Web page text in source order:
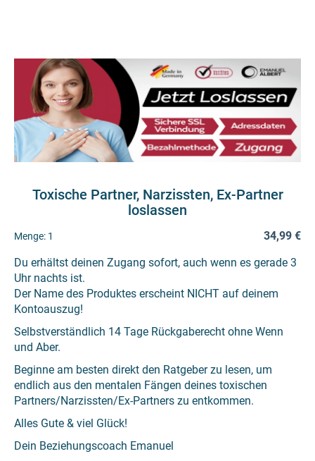
Toxische Partner, Narzissten, Ex-Partner
loslassen
Menge: 1
34,99 €
Du erhältst deinen Zugang sofort, auch wenn es gerade 3
Uhr nachts ist.
Der Name des Produktes erscheint NICHT auf deinem
Kontoauszug!
Selbstverständlich 14 Tage Rückgaberecht ohne Wenn
und Aber.
Beginne am besten direkt den Ratgeber zu lesen, um
endlich aus den mentalen Fängen deines toxischen
Partners/Narzissten/Ex-Partners zu entkommen.
Alles Gute & viel Glück!
Dein Beziehungscoach Emanuel